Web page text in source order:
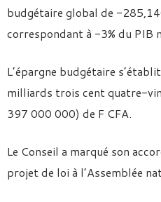
budgétaire global de -
correspondant à -3% du PIB
L’épargne budgétaire
milliards trois cent quatre-
397 000 000) de F CFA.
Le Conseil a marqué son
projet de loi à l’Assemblée